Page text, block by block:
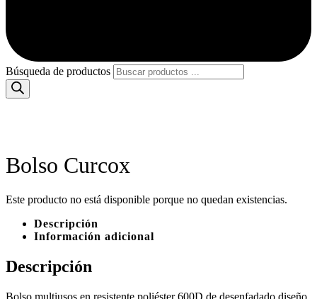
Búsqueda de productos
Bolso Curcox
Este producto no está disponible porque no quedan existencias.
Descripción
Información adicional
Descripción
Bolso multiusos en resistente poliéster 600D de desenfadado diseño